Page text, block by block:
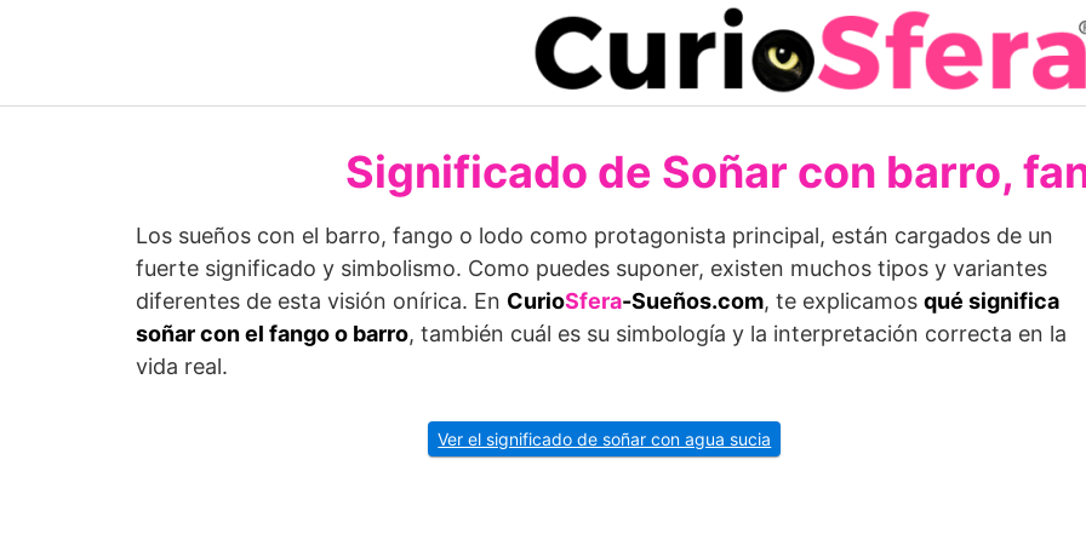
Significado de Soñar con barro,
Los sueños con el barro, fango o lodo como protagonista principal, están cargados de un
fuerte significado y simbolismo. Como puedes suponer, existen muchos tipos y variantes
diferentes de esta visión onírica. En CurioSfera-Sueños.com, te explicamos qué significa
soñar con el fango o barro, también cuál es su simbología y la interpretación correcta en la
vida real.
Ver el significado de soñar con agua sucia